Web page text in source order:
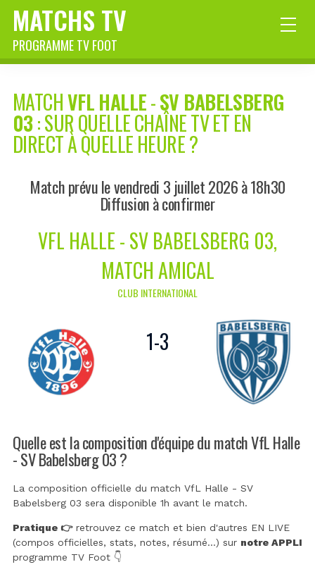
MATCHS TV
PROGRAMME TV FOOT
MATCHVFL HALLE-SV BABELSBERG
03: SUR QUELLE CHAÎNE TV ET EN
DIRECT À QUELLE HEURE ?
Match prévu le vendredi 3 juillet 2026 à 18h30
Diffusion à confirmer
VFL HALLE - SV BABELSBERG 03,
MATCH AMICAL
CLUB INTERNATIONAL
1-3
Quelle est la composition d'équipe du match VfL Halle
- SV Babelsberg 03 ?
La composition officielle du match VfL Halle - SV
Babelsberg 03 sera disponible 1h avant le match.
Pratique 👉retrouvez ce match et bien d'autres EN LIVE
(compos officielles, stats, notes, résumé...) sur notre APPLI
programme TV Foot 👇